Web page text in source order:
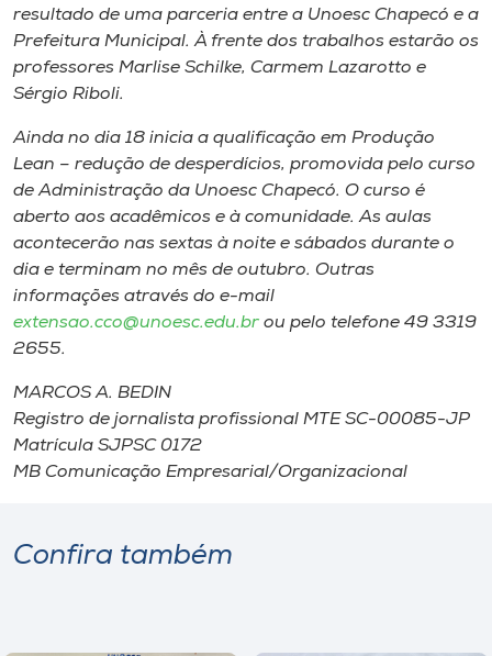
resultado de uma parceria entre a Unoesc Chapecó e a
Prefeitura Municipal. À frente dos trabalhos estarão os
professores Marlise Schilke, Carmem Lazarotto e
Sérgio Riboli.
Ainda no dia 18 inicia a qualificação em Produção
Lean – redução de desperdícios, promovida pelo curso
de Administração da Unoesc Chapecó. O curso é
aberto aos acadêmicos e à comunidade. As aulas
acontecerão nas sextas à noite e sábados durante o
dia e terminam no mês de outubro. Outras
informações através do e-mail
extensao.cco@unoesc.edu.br ou pelo telefone 49 3319
2655.
MARCOS A. BEDIN
Registro de jornalista profissional MTE SC-00085-JP
Matrícula SJPSC 0172
MB Comunicação Empresarial/Organizacional
Confira também